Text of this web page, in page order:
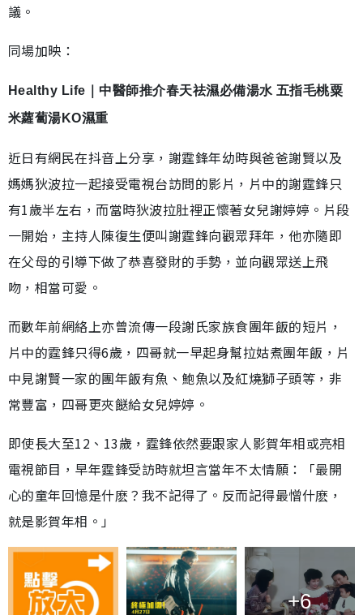
議。
同場加映：
Healthy Life｜中醫師推介春天祛濕必備湯水 五指毛桃粟
米蘿蔔湯KO濕重
近日有網民在抖音上分享，謝霆鋒年幼時與爸爸謝賢以及
媽媽狄波拉一起接受電視台訪問的影片，片中的謝霆鋒只
有1歲半左右，而當時狄波拉肚裡正懷著女兒謝婷婷。片段
一開始，主持人陳復生便叫謝霆鋒向觀眾拜年，他亦隨即
在父母的引導下做了恭喜發財的手勢，並向觀眾送上飛
吻，相當可愛。
而數年前網絡上亦曾流傳一段謝氏家族食團年飯的短片，
片中的霆鋒只得6歲，四哥就一早起身幫拉姑煮團年飯，片
中見謝賢一家的團年飯有魚、鮑魚以及紅燒獅子頭等，非
常豐富，四哥更夾餸給女兒婷婷。
即使長大至12、13歲，霆鋒依然要跟家人影賀年相或亮相
電視節目，早年霆鋒受訪時就坦言當年不太情願：「最開
心的童年回憶是什麽？我不記得了。反而記得最憎什麽，
就是影賀年相。」
+6